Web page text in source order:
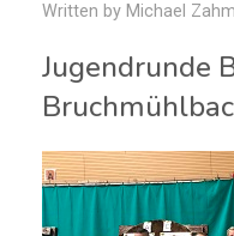
Written by Michael
Jugendrunde